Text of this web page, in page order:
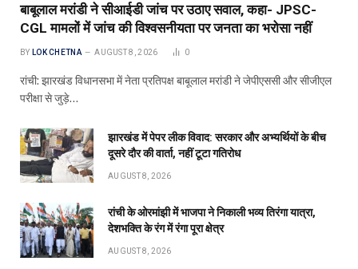
बाबूलाल मरांडी ने सीआईडी जांच पर उठाए सवाल, कहा- JPSC-
CGL मामलों में जांच की विश्वसनीयता पर जनता का भरोसा नहीं
BY LOK CHETNA AUGUST 8, 2026 0
रांची: झारखंड विधानसभा में नेता प्रतिपक्ष बाबूलाल मरांडी ने जेपीएससी और सीजीएल
परीक्षा से जुड़े…
झारखंड में पेपर लीक विवाद: सरकार और अभ्यर्थियों के बीच
दूसरे दौर की वार्ता, नहीं टूटा गतिरोध
AUGUST 8, 2026
रांची के ओरमांझी में भाजपा ने निकाली भव्य तिरंगा यात्रा,
देशभक्ति के रंग में रंगा पूरा क्षेत्र
AUGUST 8, 2026